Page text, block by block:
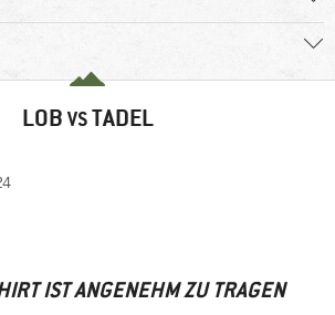
LOB VSTADEL
IST ANGENEHM ZU TRAGEN